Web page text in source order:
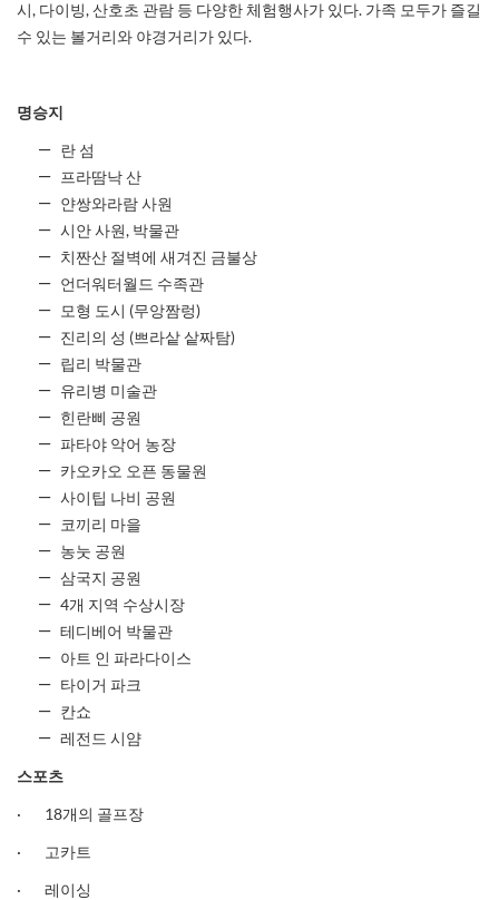
시, 다이빙, 산호초 관람 등 다양한 체험행사가 있다. 가족 모두가 즐길
수 있는 볼거리와 야경거리가 있다.
명승지
란 섬
프라땀낙 산
얀쌍와라람 사원
시안 사원, 박물관
치짠산 절벽에 새겨진 금불상
언더워터월드 수족관
모형 도시 (무앙짬렁)
진리의 성 (쁘라샅 샅짜탐)
립리 박물관
유리병 미술관
힌란삐 공원
파타야 악어 농장
카오카오 오픈 동물원
사이팁 나비 공원
코끼리 마을
농눗 공원
삼국지 공원
4개 지역 수상시장
테디베어 박물관
아트 인 파라다이스
타이거 파크
칸쇼
레전드 시얌
스포츠
· 18개의 골프장
· 고카트
· 레이싱